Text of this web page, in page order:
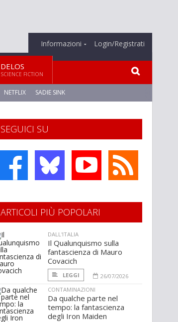
Informazioni Login/Registrati
DELOS
SCIENCE FICTION
NETFLIX SADIE SINK
SEGUICI SU
ARTICOLI PIÙ POPOLARI
DALL'ITALIA
Il Qualunquismo sulla
fantascienza di Mauro
Covacich
LEGGI
26/07/2026
CONTAMINAZIONI
Da qualche parte nel
tempo: la fantascienza
degli Iron Maiden